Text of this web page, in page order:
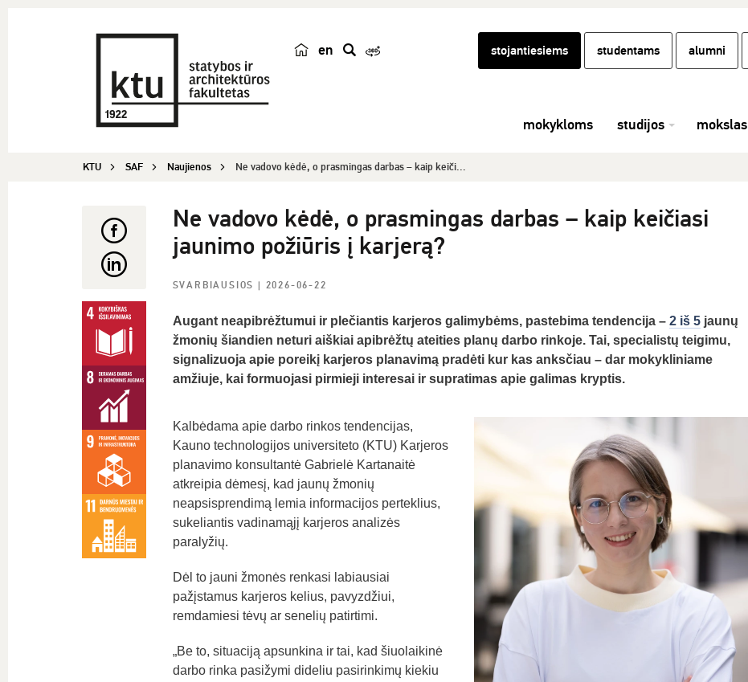
en
k
stojantiesiems studentams alumni
mokykloms studijos mokslas
KTU SAF Naujienos Ne vadovo kėdė, o prasmingas darbas – kaip keiči...
Ne vadovo kėdė, o prasmingas darbas – kaip keičiasi
jaunimo požiūris į karjerą?
SVARBIAUSIOS | 2026-06-22
Augant neapibrėžtumui ir plečiantis karjeros galimybėms, pastebima tendencija – 2 iš 5jaunų
žmonių šiandien neturi aiškiai apibrėžtų ateities planų darbo rinkoje. Tai, specialistų teigimu,
signalizuoja apie poreikį karjeros planavimą pradėti kur kas anksčiau – dar mokykliniame
amžiuje, kai formuojasi pirmieji interesai ir supratimas apie galimas kryptis.
Kalbėdama apie darbo rinkos tendencijas,
Kauno technologijos universiteto (KTU) Karjeros
planavimo konsultantė Gabrielė Kartanaitė
atkreipia dėmesį, kad jaunų žmonių
neapsisprendimą lemia informacijos perteklius,
sukeliantis vadinamąjį karjeros analizės
paralyžių.
Dėl to jauni žmonės renkasi labiausiai
pažįstamus karjeros kelius, pavyzdžiui,
remdamiesi tėvų ar senelių patirtimi.
„Be to, situaciją apsunkina ir tai, kad šiuolaikinė
darbo rinka pasižymi dideliu pasirinkimų kiekiu